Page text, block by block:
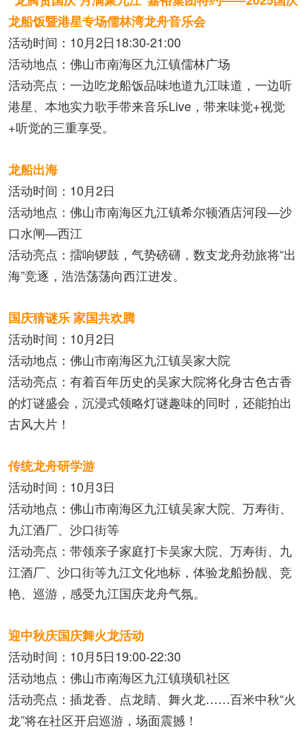
龙船饭暨港星专场儒林湾龙舟音乐会
活动时间：10月2日18:30-21:00
活动地点：佛山市南海区九江镇儒林广场
活动亮点：一边吃龙船饭品味地道九江味道，一边听
港星、本地实力歌手带来音乐Live，带来味觉+视觉
+听觉的三重享受。
龙船出海
活动时间：10月2日
活动地点：佛山市南海区九江镇希尔顿酒店河段—沙
口水闸—西江
活动亮点：擂响锣鼓，气势磅礴，数支龙舟劲旅将“出
海”竞逐，浩浩荡荡向西江进发。
国庆猜谜乐 家国共欢腾
活动时间：10月2日
活动地点：佛山市南海区九江镇吴家大院
活动亮点：有着百年历史的吴家大院将化身古色古香
的灯谜盛会，沉浸式领略灯谜趣味的同时，还能拍出
古风大片！
传统龙舟研学游
活动时间：10月3日
活动地点：佛山市南海区九江镇吴家大院、万寿街、
九江酒厂、沙口街等
活动亮点：带领亲子家庭打卡吴家大院、万寿街、九
江酒厂、沙口街等九江文化地标，体验龙船扮靓、竞
艳、巡游，感受九江国庆龙舟气氛。
迎中秋庆国庆舞火龙活动
活动时间：10月5日19:00-22:30
活动地点：佛山市南海区九江镇璜矶社区
活动亮点：插龙香、点龙睛、舞火龙……百米中秋“火
龙”将在社区开启巡游，场面震撼！